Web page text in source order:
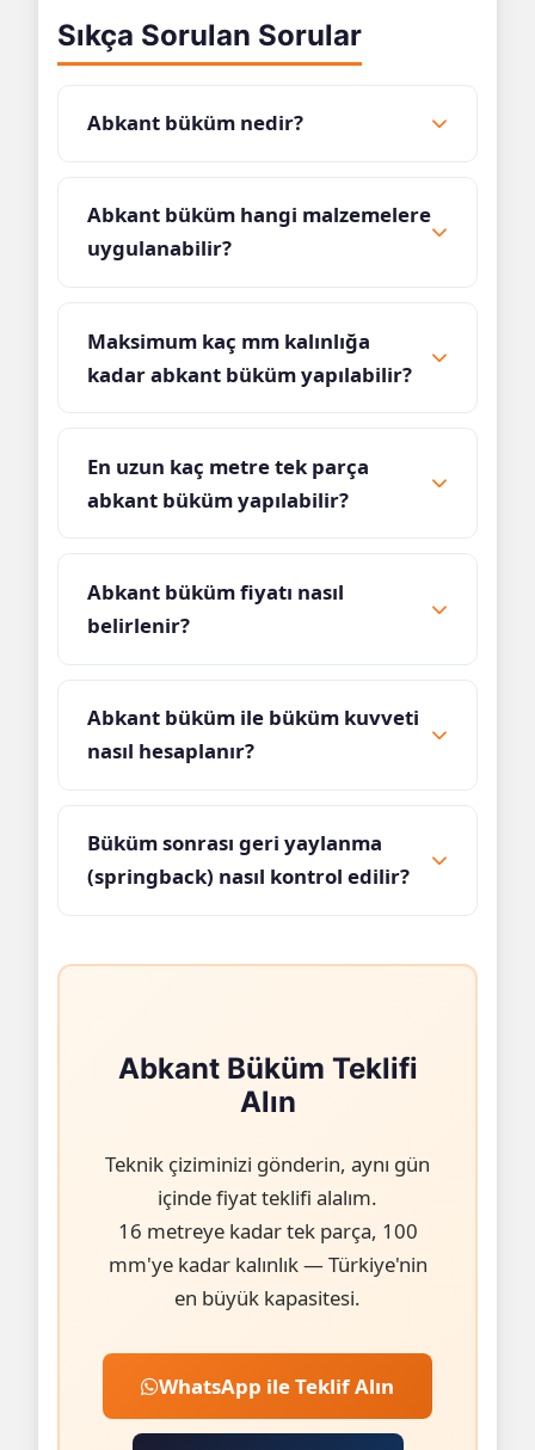
Sıkça Sorulan Sorular
Abkant büküm nedir?
Abkant büküm hangi malzemelere
uygulanabilir?
Maksimum kaç mm kalınlığa
kadar abkant büküm yapılabilir?
En uzun kaç metre tek parça
abkant büküm yapılabilir?
Abkant büküm fiyatı nasıl
belirlenir?
Abkant büküm ile büküm kuvveti
nasıl hesaplanır?
Büküm sonrası geri yaylanma
(springback) nasıl kontrol edilir?
Abkant Büküm Teklifi
Alın
Teknik çiziminizi gönderin, aynı gün
içinde fiyat teklifi alalım.
16 metreye kadar tek parça, 100
mm'ye kadar kalınlık — Türkiye'nin
en büyük kapasitesi.
WhatsApp ile Teklif Alın